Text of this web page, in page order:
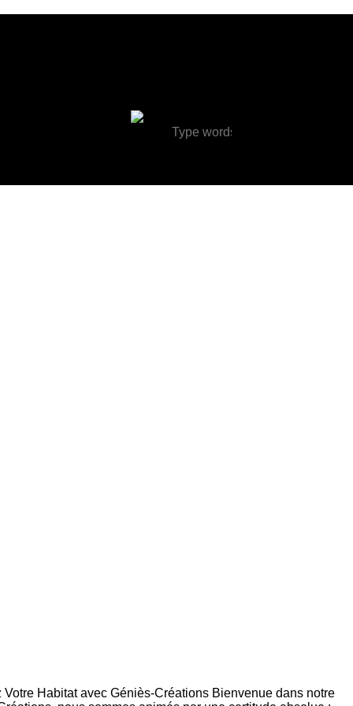
Habitat avec Géniès-Créations Bienvenue dans notre